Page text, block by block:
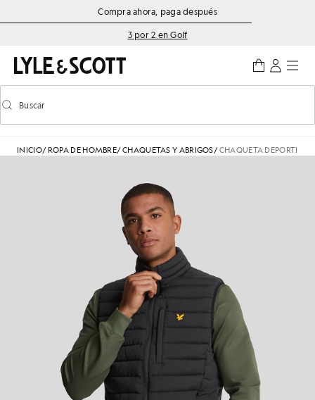
Saltar al contenido principal
Información de accesibilidadCompra ahora, paga después
3 por 2 en Golf
Activar/desactivar la búsqueda predictiva
Buscar
INICIO/ ROPA DE HOMBRE/CHAQUETAS Y ABRIGOS/CHAQUETA DEPORTIVA